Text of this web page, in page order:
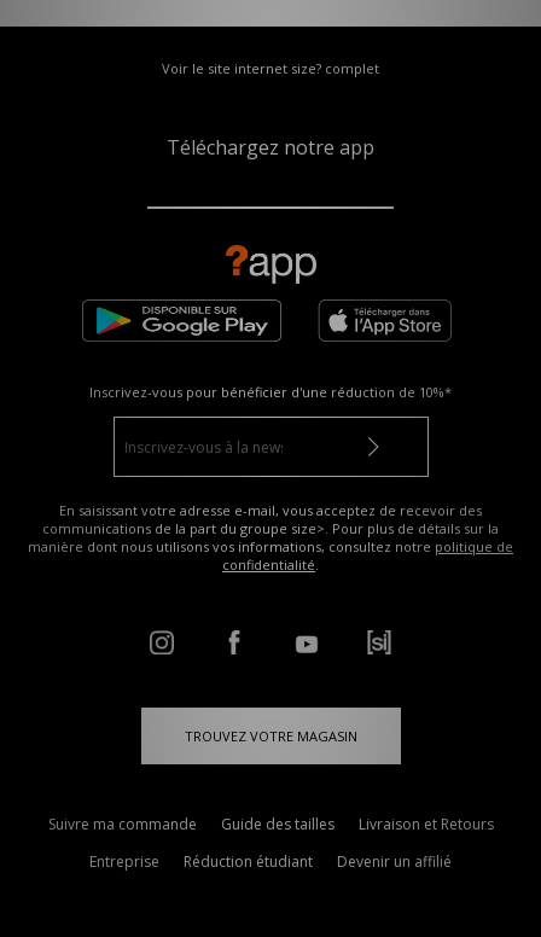
Voir le site internet size? complet
Téléchargez notre app
Inscrivez-vous pour bénéficier d'une réduction de 10%*
En saisissant votre adresse e-mail, vous acceptez de recevoir des
communications de la part du groupe size>. Pour plus de détails sur la
manière dont nous utilisons vos informations, consultez notre politique de
confidentialité.
TROUVEZ VOTRE MAGASIN
Suivre ma commande Guide des tailles
Livraison et Retours
Entreprise
Réduction étudiant Devenir un affilié